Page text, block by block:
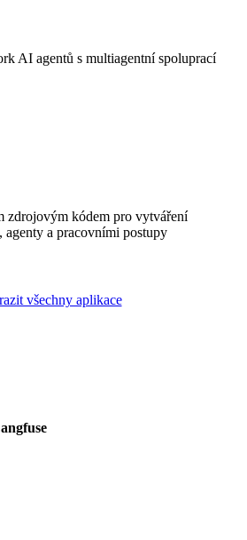
AI agentů s multiagentní spoluprací
zdrojovým kódem pro vytváření
a pracovními postupy
všechny aplikace